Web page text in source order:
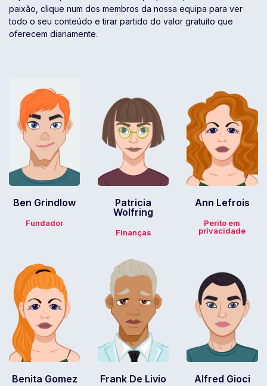
paixão, clique num dos membros da nossa equipa para ver
todo o seu conteúdo e tirar partido do valor gratuito que
oferecem diariamente.
Ben Grindlow
Fundador
Patricia
Wolfring
Finanças
Ann Lefrois
Perito em
privacidade
Benita Gomez Frank De Livio Alfred Gioci